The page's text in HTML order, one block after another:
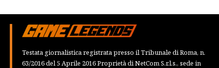
Testata giornalistica registrata presso il Tribunale di Roma, n.
63/2016 del 5 Aprile 2016 Proprietà di NetCom S.r.l.s., sede in